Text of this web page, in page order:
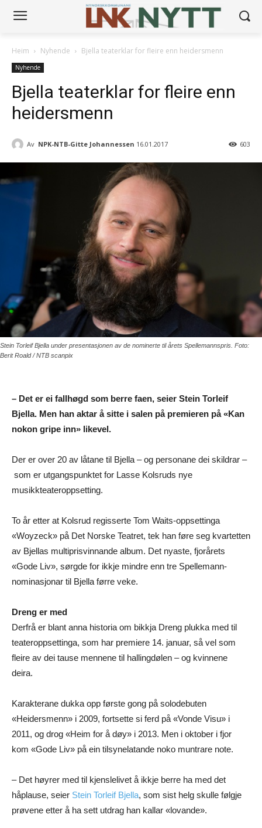
Heim Nyhende Bjella teaterklar for fleire enn heidersmenn
Nyhende
Bjella teaterklar for fleire enn
heidersmenn
Av NPK-NTB-Gitte Johannessen 16.01.2017 603
Stein Torleif Bjella under presentasjonen av de nominerte til årets Spellemannspris. Foto:
Berit Roald / NTB scanpix
– Det er ei fallhøgd som berre faen, seier Stein Torleif
Bjella. Men han aktar å sitte i salen på premieren på «Kan
nokon gripe inn» likevel.
Der er over 20 av låtane til Bjella – og personane dei skildrar –
som er utgangspunktet for Lasse Kolsruds nye
musikkteateroppsetting.
To år etter at Kolsrud regisserte Tom Waits-oppsettinga
«Woyzeck» på Det Norske Teatret, tek han føre seg kvartetten
av Bjellas multiprisvinnande album. Det nyaste, fjorårets
«Gode Liv», sørgde for ikkje mindre enn tre Spellemann-
nominasjonar til Bjella førre veke.
Dreng er med
Derfrå er blant anna historia om bikkja Dreng plukka med til
teateroppsettinga, som har premiere 14. januar, så vel som
fleire av dei tause mennene til hallingdølen – og kvinnene
deira.
Karakterane dukka opp første gong på solodebuten
«Heidersmenn» i 2009, fortsette si ferd på «Vonde Visu» i
2011, og drog «Heim for å døy» i 2013. Men i oktober i fjor
kom «Gode Liv» på ein tilsynelatande noko muntrare note.
– Det høyrer med til kjenslelivet å ikkje berre ha med det
håplause, seier Stein Torleif Bjella, som sist helg skulle følgje
prøvene etter å ha sett utdrag han kallar «lovande».